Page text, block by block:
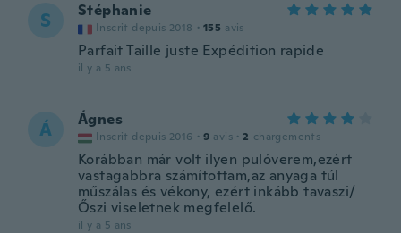
S Stéphanie
Inscrit depuis 2018 · 155 avis
Parfait Taille juste Expédition rapide
il y a 5 ans
Á Ágnes
Inscrit depuis 2016 · 9 avis · 2 chargements
Korábban már volt ilyen pulóverem,ezért
vastagabbra számítottam,az anyaga túl
műszálas és vékony, ezért inkább tavaszi/
Őszi viseletnek megfelelő.
il y a 5 ans